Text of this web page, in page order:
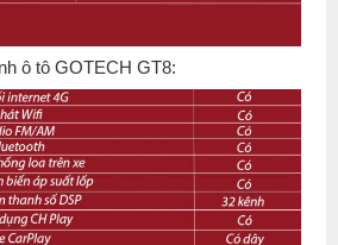
ô tô GOTECH GT8: